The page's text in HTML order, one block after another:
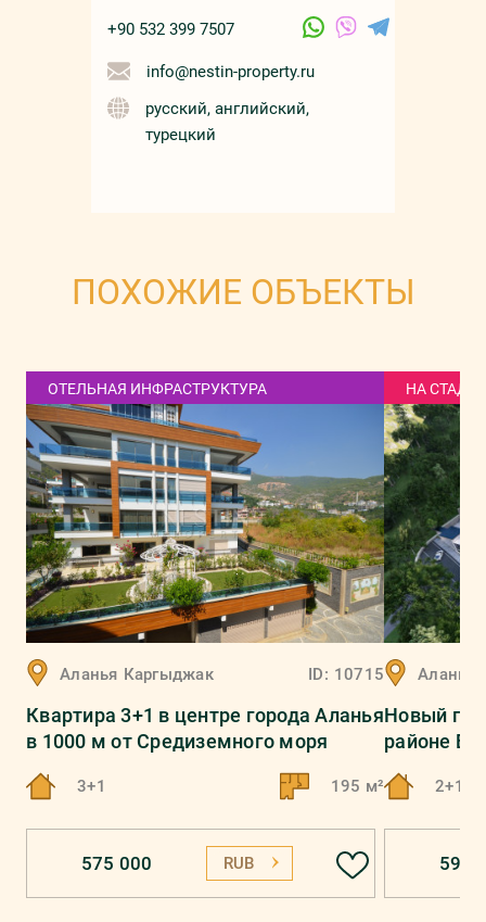
+90 532 399 7507
info@nestin-property.ru
русский, английский,
турецкий
ПОХОЖИЕ ОБЪЕКТЫ
ОТЕЛЬНАЯ ИНФРАСТРУКТУРА
Аланья Каргыджак ID: 10715
Квартира 3+1 в центре города Аланья
в 1000 м от Средиземного моря
3+1 195 м²
575 000 RUB
НА
Аланья
Новый
районе
2+1,
590